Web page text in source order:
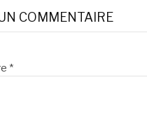
COMMENTAIRE
*